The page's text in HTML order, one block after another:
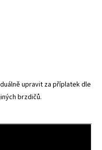
upravit za příplatek dle
brzdičů.